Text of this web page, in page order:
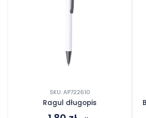
SKU: AP722610
Ragul długopis